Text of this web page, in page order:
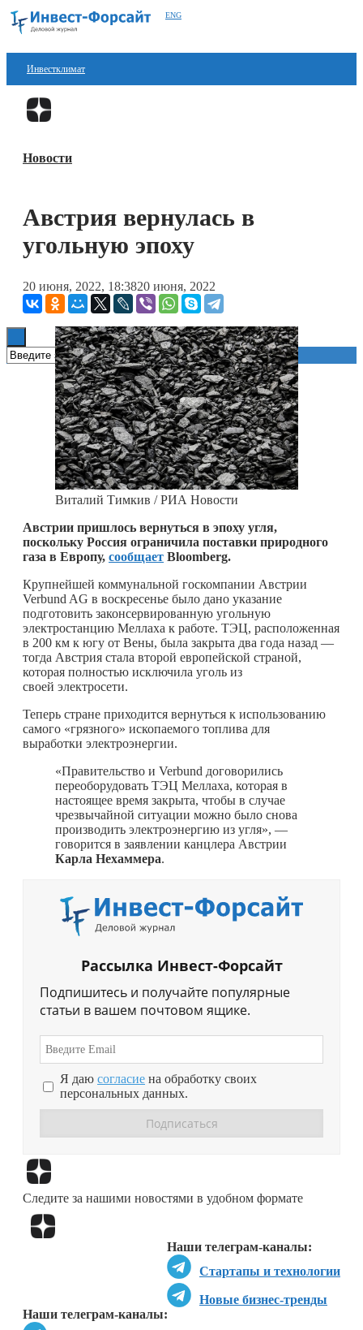
ENG
Инвестклимат
Финансы
Блокчейн
Книги
Новости
Австрия вернулась в
угольную эпоху
20 июня, 2022, 18:3820 июня, 2022
Виталий Тимкив / РИА Новости
Австрии пришлось вернуться в эпоху угля,
поскольку Россия ограничила поставки природного
газа в Европу, сообщает Bloomberg.
Крупнейшей коммунальной госкомпании Австрии
Verbund AG в воскресенье было дано указание
подготовить законсервированную угольную
электростанцию Меллаха к работе. ТЭЦ, расположенная
в 200 км к югу от Вены, была закрыта два года назад —
тогда Австрия стала второй европейской страной,
которая полностью исключила уголь из
своей электросети.
Теперь стране приходится вернуться к использованию
самого «грязного» ископаемого топлива для
выработки электроэнергии.
«Правительство и Verbund договорились
переоборудовать ТЭЦ Меллаха, которая в
настоящее время закрыта, чтобы в случае
чрезвычайной ситуации можно было снова
производить электроэнергию из угля», —
говорится в заявлении канцлера Австрии
Карла Нехаммера.
Рассылка Инвест-Форсайт
Подпишитесь и получайте популярные
статьи в вашем почтовом ящике.
Я даю согласие на обработку своих
персональных данных.
Следите за нашими новостями в удобном формате
Наши телеграм-каналы:
Стартапы и технологии
Новые бизнес-тренды
Наши телеграм-каналы: